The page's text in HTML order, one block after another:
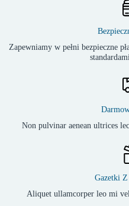
Zapewniamy w pełni bezpieczne
Non pulvinar aenean ultrices
Gazetki
Aliquet ullamcorper leo mi